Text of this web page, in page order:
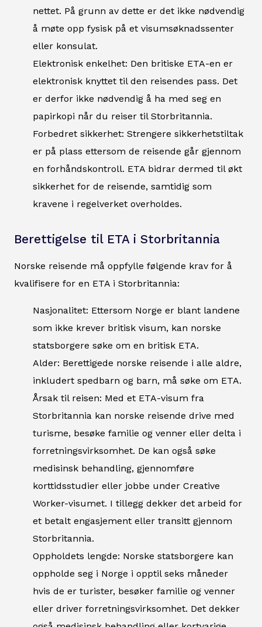
nettet. På grunn av dette er det ikke nødvendig
å møte opp fysisk på et visumsøknadssenter
eller konsulat.
Elektronisk enkelhet: Den britiske ETA-en er
elektronisk knyttet til den reisendes pass. Det
er derfor ikke nødvendig å ha med seg en
papirkopi når du reiser til Storbritannia.
Forbedret sikkerhet: Strengere sikkerhetstiltak
er på plass ettersom de reisende går gjennom
en forhåndskontroll. ETA bidrar dermed til økt
sikkerhet for de reisende, samtidig som
kravene i regelverket overholdes.
Berettigelse til ETA i Storbritannia
Norske reisende må oppfylle følgende krav for å
kvalifisere for en ETA i Storbritannia:
Nasjonalitet: Ettersom Norge er blant landene
som ikke krever britisk visum, kan norske
statsborgere søke om en britisk ETA.
Alder: Berettigede norske reisende i alle aldre,
inkludert spedbarn og barn, må søke om ETA.
Årsak til reisen: Med et ETA-visum fra
Storbritannia kan norske reisende drive med
turisme, besøke familie og venner eller delta i
forretningsvirksomhet. De kan også søke
medisinsk behandling, gjennomføre
korttidsstudier eller jobbe under Creative
Worker-visumet. I tillegg dekker det arbeid for
et betalt engasjement eller transitt gjennom
Storbritannia.
Oppholdets lengde: Norske statsborgere kan
oppholde seg i Norge i opptil seks måneder
hvis de er turister, besøker familie og venner
eller driver forretningsvirksomhet. Det dekker